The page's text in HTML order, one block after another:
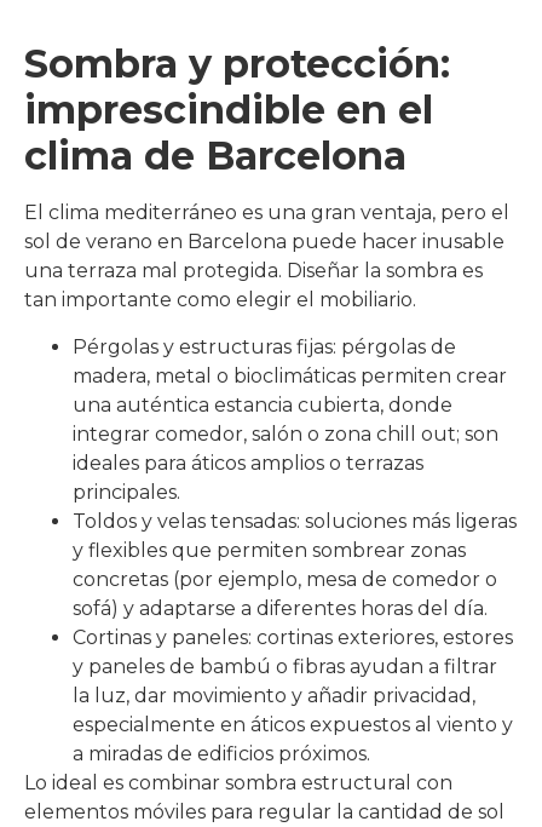
Sombra y protección:
imprescindible en el
clima de Barcelona
El clima mediterráneo es una gran ventaja, pero el
sol de verano en Barcelona puede hacer inusable
una terraza mal protegida. Diseñar la sombra es
tan importante como elegir el mobiliario.
Pérgolas y estructuras fijas: pérgolas de
madera, metal o bioclimáticas permiten crear
una auténtica estancia cubierta, donde
integrar comedor, salón o zona chill out; son
ideales para áticos amplios o terrazas
principales.
Toldos y velas tensadas: soluciones más ligeras
y flexibles que permiten sombrear zonas
concretas (por ejemplo, mesa de comedor o
sofá) y adaptarse a diferentes horas del día.
Cortinas y paneles: cortinas exteriores, estores
y paneles de bambú o fibras ayudan a filtrar
la luz, dar movimiento y añadir privacidad,
especialmente en áticos expuestos al viento y
a miradas de edificios próximos.
Lo ideal es combinar sombra estructural con
elementos móviles para regular la cantidad de sol